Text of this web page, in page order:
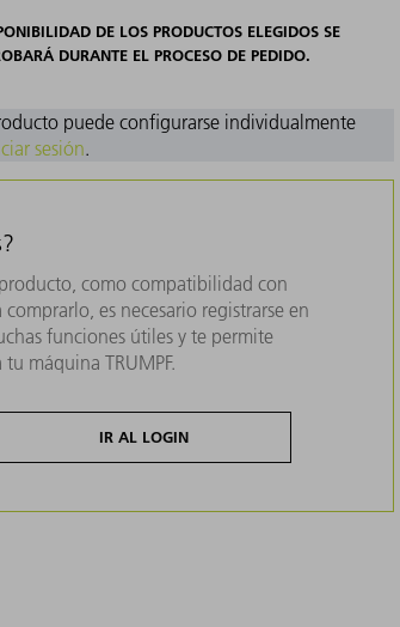
DE LOS PRODUCTOS ELEGIDOS SE
DURANTE EL PROCESO DE PEDIDO.
puede configurarse individualmente
sesión.
como compatibilidad con
es necesario registrarse en
funciones útiles y te permite
máquina TRUMPF.
IR AL LOGIN